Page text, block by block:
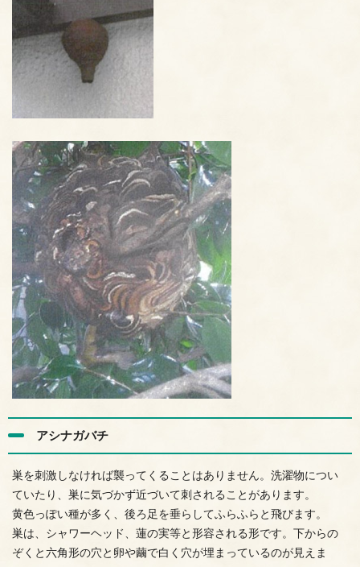
アシナガバチ
巣を刺激しなければ襲ってくることはありません。洗濯物につい
ていたり、巣に気づかず近づいて刺されることがあります。
黄色っぽい種が多く、後ろ足を垂らしてふらふらと飛びます。
巣は、シャワーヘッド、蓮の実等と形容される形です。下からの
ぞくと六角形の穴と卵や繭で白く穴が埋まっているのが見えま